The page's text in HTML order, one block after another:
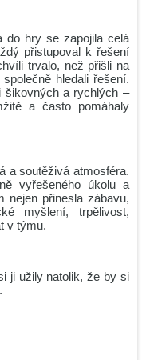
Český den proti
Boleslav
park Výstaviště
do hry se zapojila celá
přistupoval k řešení
trvalo, než přišli na
hledali řešení.
šikovných a rychlých –
a často pomáhaly
a soutěživá atmosféra.
vyřešeného úkolu a
nejen přinesla zábavu,
myšlení, trpělivost,
v týmu.
ji užily natolik, že by si